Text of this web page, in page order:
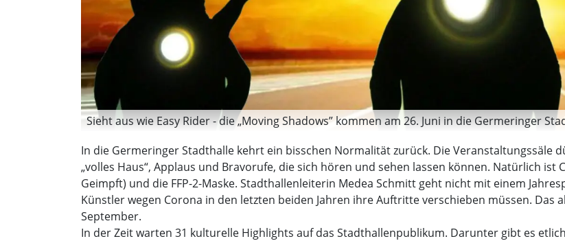
Sieht aus wie Easy Rider - die „Moving Shadows” kommen am 26. Juni in die Germeringer
In die Germeringer Stadthalle kehrt ein bisschen Normalität zurück. Die Veranstaltungssäle
„volles Haus“, Applaus und Bravorufe, die sich hören und sehen lassen können. Natürlich ist
Geimpft) und die FFP-2-Maske. Stadthallenleiterin Medea Schmitt geht nicht mit einem
Künstler wegen Corona in den letzten beiden Jahren ihre Auftritte verschieben müssen. Das
September.
In der Zeit warten 31 kulturelle Highlights auf das Stadthallenpublikum. Darunter gibt es